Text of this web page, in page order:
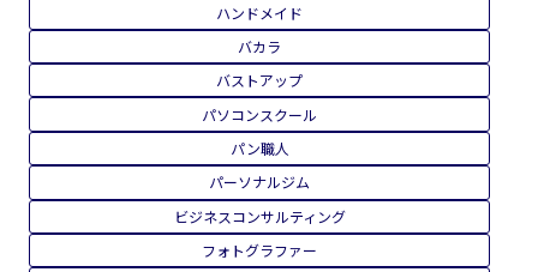
ハンドメイド
バカラ
バストアップ
パソコンスクール
パン職人
パーソナルジム
ビジネスコンサルティング
フォトグラファー